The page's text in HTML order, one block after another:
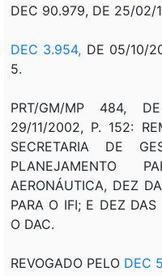
DEC 90.979, DE 25/02/
DEC 3.954, DE 05/10/
5.
PRT/GM/MP 484,
29/11/2002, P. 152:
SECRETARIA DE
PLANEJAMENTO
AERONÁUTICA, DEZ
PARA O IFI; E DEZ
O DAC.
REVOGADO PELO DEC